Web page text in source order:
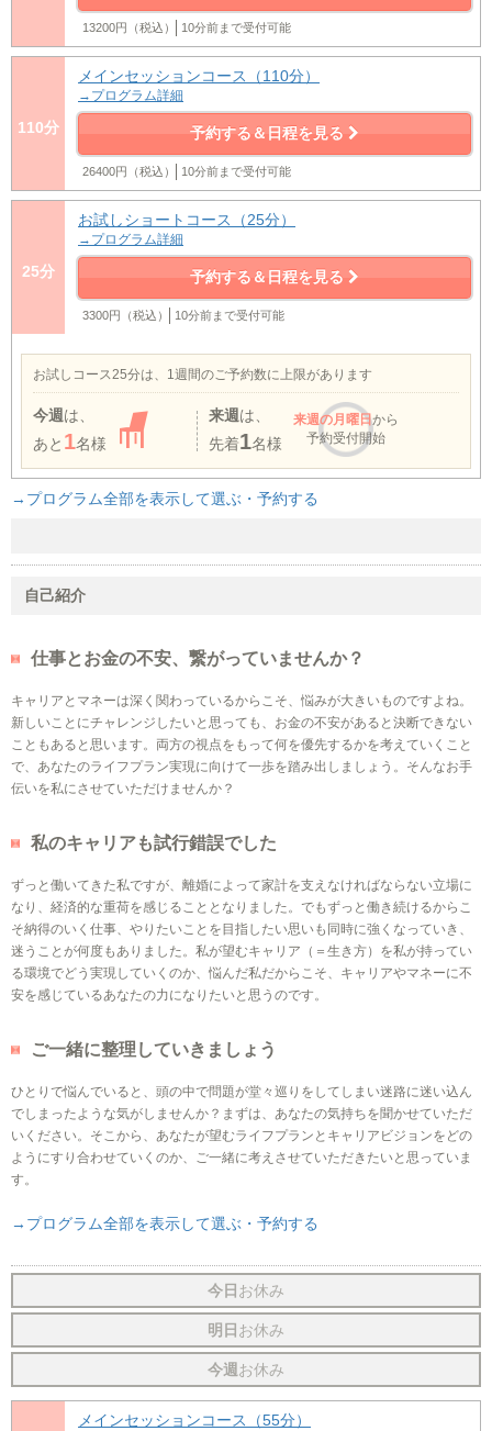
13200円（税込） 10分前まで受付可能
110分
メインセッションコース（110分）
→プログラム詳細
予約する＆日程を見る
26400円（税込） 10分前まで受付可能
25分
お試しショートコース（25分）
→プログラム詳細
予約する＆日程を見る
3300円（税込） 10分前まで受付可能
お試しコース25分は、1週間のご予約数に上限があります
今週 は、
あと 1名様
来週 は、
先着1名様
来週の月曜日から
予約受付開始
→プログラム全部を表示して選ぶ・予約する
自己紹介
仕事とお金の不安、繋がっていませんか？
キャリアとマネーは深く関わっているからこそ、悩みが大きいものですよね。
新しいことにチャレンジしたいと思っても、お金の不安があると決断できない
こともあると思います。両方の視点をもって何を優先するかを考えていくこと
で、あなたのライフプラン実現に向けて一歩を踏み出しましょう。そんなお手
伝いを私にさせていただけませんか？
私のキャリアも試行錯誤でした
ずっと働いてきた私ですが、離婚によって家計を支えなければならない立場に
なり、経済的な重荷を感じることとなりました。でもずっと働き続けるからこ
そ納得のいく仕事、やりたいことを目指したい思いも同時に強くなっていき、
迷うことが何度もありました。私が望むキャリア（＝生き方）を私が持ってい
る環境でどう実現していくのか、悩んだ私だからこそ、キャリアやマネーに不
安を感じているあなたの力になりたいと思うのです。
ご一緒に整理していきましょう
ひとりで悩んでいると、頭の中で問題が堂々巡りをしてしまい迷路に迷い込ん
でしまったような気がしませんか？まずは、あなたの気持ちを聞かせていただ
いください。そこから、あなたが望むライフプランとキャリアビジョンをどの
ようにすり合わせていくのか、ご一緒に考えさせていただきたいと思っていま
す。
→プログラム全部を表示して選ぶ・予約する
今日 お休み
明日 お休み
今週 お休み
メインセッションコース（55分）